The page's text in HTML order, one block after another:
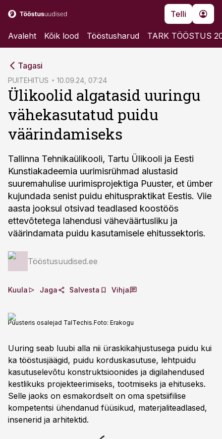
Telli
Avaleht Kõik lood Tööstusharud TARK TÖÖSTUS
Tagasi
PUITEHITUS 10.09.24, 07:24
Ülikoolid algatasid uuringu
vähekasutatud puidu
väärindamiseks
Tallinna Tehnikaülikooli, Tartu Ülikooli ja Eesti
Kunstiakadeemia uurimisrühmad alustasid
suuremahulise uurimisprojektiga Puuster, et ümber
kujundada senist puidu ehituspraktikat Eestis. Viie
aasta jooksul otsivad teadlased koostöös
ettevõtetega lahendusi väheväärtusliku ja
väärindamata puidu kasutamisele ehitussektoris.
Tööstusuudised.ee
Kuula Jaga Salvesta Vihja
Puusteris osalejad TalTechis.Foto: Erakogu
Uuring seab luubi alla nii üraskikahjustusega puidu kui
ka tööstusjäägid, puidu korduskasutuse, lehtpuidu
kasutuselevõtu konstruktsioonides ja digilahendused
kestlikuks projekteerimiseks, tootmiseks ja ehituseks.
Selle jaoks on esmakordselt on oma spetsiifilise
kompetentsi ühendanud füüsikud, materjaliteadlased,
insenerid ja arhitektid.